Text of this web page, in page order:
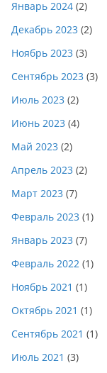
Январь 2024 (2)
Декабрь 2023 (2)
Ноябрь 2023 (3)
Сентябрь 2023 (3)
Июль 2023 (2)
Июнь 2023 (4)
Май 2023 (2)
Апрель 2023 (2)
Март 2023 (7)
Февраль 2023 (1)
Январь 2023 (7)
Февраль 2022 (1)
Ноябрь 2021 (1)
Октябрь 2021 (1)
Сентябрь 2021 (1)
Июль 2021 (3)